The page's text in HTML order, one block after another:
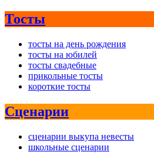
Тосты
тосты на день рождения
тосты на юбилей
тосты свадебные
прикольные тосты
короткие тосты
Сценарии
сценарии выкупа невесты
школьные сценарии